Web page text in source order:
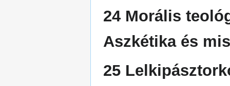
24 Morális
Aszkétika és
25